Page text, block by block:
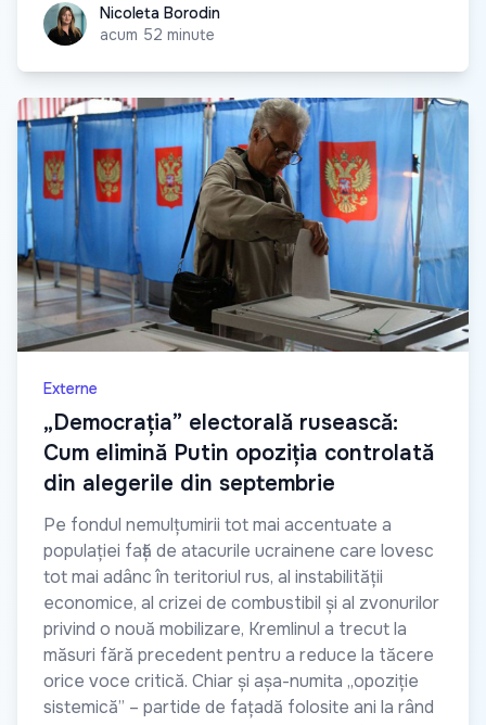
Nicoleta Borodin
Nicoleta Borodin
acum 52 minute
Externe
„Democrația” electorală rusească:
Cum elimină Putin opoziția controlată
din alegerile din septembrie
Pe fondul nemulțumirii tot mai accentuate a
populației față de atacurile ucrainene care lovesc
tot mai adânc în teritoriul rus, al instabilității
economice, al crizei de combustibil și al zvonurilor
privind o nouă mobilizare, Kremlinul a trecut la
măsuri fără precedent pentru a reduce la tăcere
orice voce critică. Chiar și așa-numita „opoziție
sistemică” – partide de fațadă folosite ani la rând